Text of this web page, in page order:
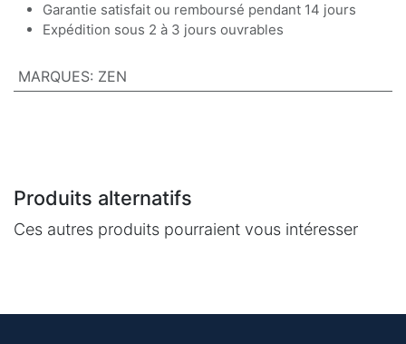
Garantie satisfait ou remboursé pendant 14 jours
Expédition sous 2 à 3 jours ouvrables
MARQUES: ZEN
Produits alternatifs
Ces autres produits pourraient vous intéresser